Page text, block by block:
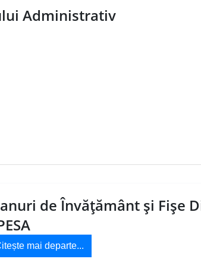
Administrativ
de Învăţământ și Fișe
mai departe...